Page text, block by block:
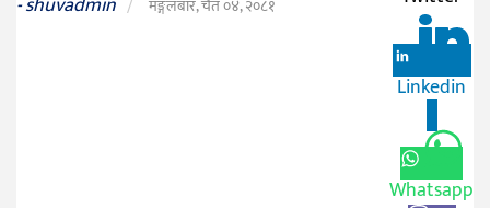
/ मङ्गलबार, चैत ०४, २०८१
Linkedin
Whatsapp